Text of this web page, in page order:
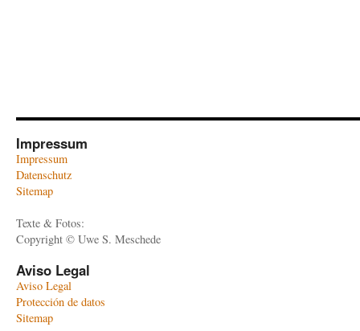
Impressum
Impressum
Datenschutz
Sitemap
Texte & Fotos:
Copyright © Uwe S. Meschede
Aviso Legal
Aviso Legal
Protección de datos
Sitemap